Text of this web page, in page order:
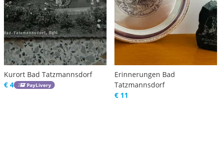
Kurort Bad Tatzmannsdorf
€ 4
PayLivery
Erinnerungen Bad
Tatzmannsdorf
€ 11